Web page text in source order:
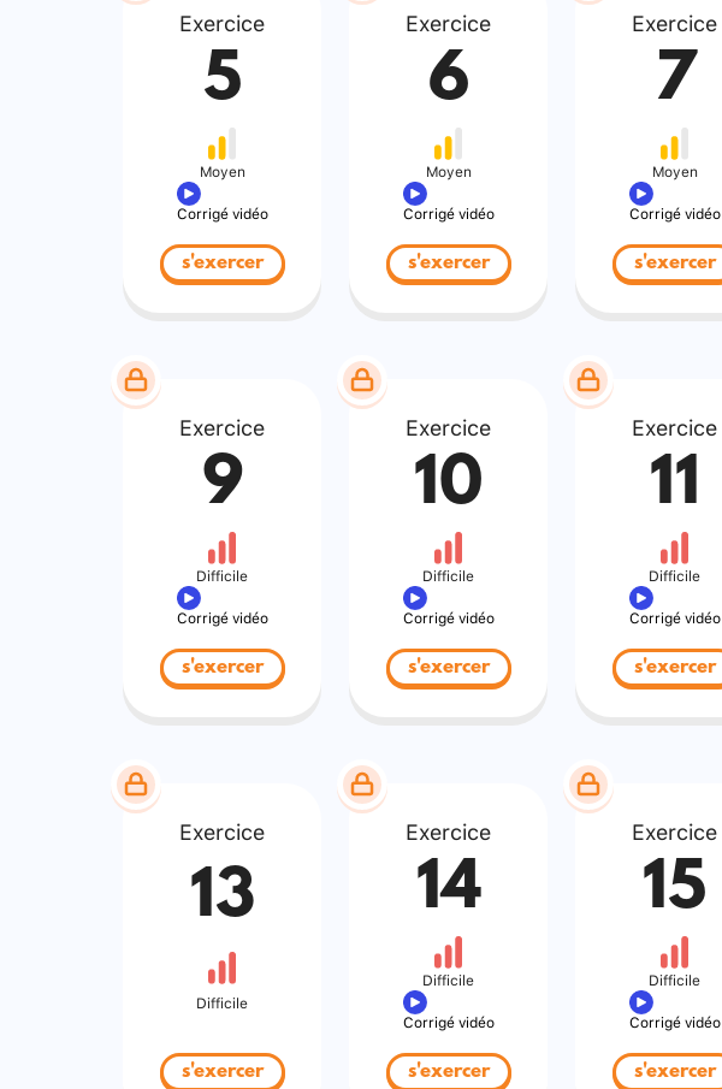
Exercice
5
Moyen
Corrigé vidéo
s'exercer
Exercice
6
Moyen
Corrigé vidéo
s'exercer
Exercice
7
Moyen
Corrigé vidéo
s'exercer
Exercice
9
Difficile
Corrigé vidéo
s'exercer
Exercice
10
Difficile
Corrigé vidéo
s'exercer
Exercice
11
Difficile
Corrigé vidéo
s'exercer
Exercice
13
Difficile
s'exercer
Exercice
14
Difficile
Corrigé vidéo
s'exercer
Exercice
15
Difficile
Corrigé vidéo
s'exercer